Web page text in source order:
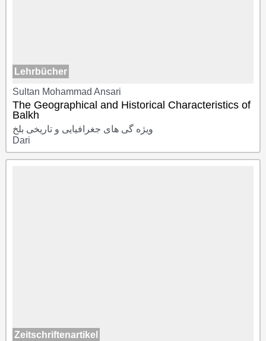
Lehrbücher
Sultan Mohammad Ansari
The Geographical and Historical Characteristics of
Balkh
ویژه گی های جغرافیایی و تاریخی بلخ
Dari
Zeitschriftenartikel